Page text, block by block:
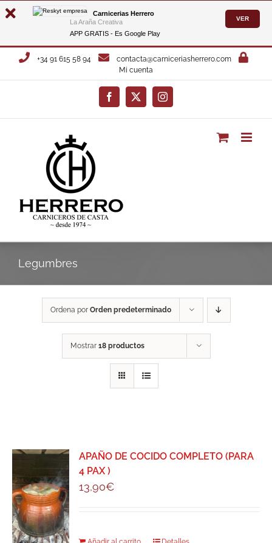
Carnicerias Herrero
La Araña Creativa
APP GRATIS - Es Google Play
VER
Saltar
+34 91 615 58 94
contacta@carniceriasherrero.com
Mi cuenta
Facebook
X Instagram
Legumbres
Ordena por Orden predeterminado
Mostrar 18 productos
APAÑO DE COCIDO COMPLETO (PARA
4 PAX )
13,90€